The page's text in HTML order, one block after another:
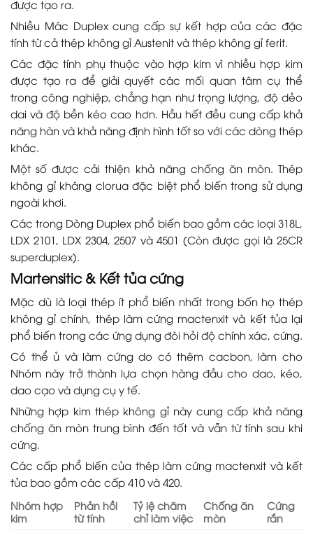
được tạo ra.
Nhiều Mác Duplex cung cấp sự kết hợp của các đặc
tính từ cả thép không gỉ Austenit và thép không gỉ ferit.
Các đặc tính phụ thuộc vào hợp kim vì nhiều hợp kim
được tạo ra để giải quyết các mối quan tâm cụ thể
trong công nghiệp, chẳng hạn như trọng lượng, độ dẻo
dai và độ bền kéo cao hơn. Hầu hết đều cung cấp khả
năng hàn và khả năng định hình tốt so với các dòng thép
khác.
Một số được cải thiện khả năng chống ăn mòn. Thép
không gỉ kháng clorua đặc biệt phổ biến trong sử dụng
ngoài khơi.
Các trong Dòng Duplex phổ biến bao gồm các loại 318L,
LDX 2101, LDX 2304, 2507 và 4501 (Còn được gọi là 25CR
superduplex).
Martensitic & Kết tủa cứng
Mặc dù là loại thép ít phổ biến nhất trong bốn họ thép
không gỉ chính, thép làm cứng mactenxit và kết tủa lại
phổ biến trong các ứng dụng đòi hỏi độ chính xác, cứng.
Có thể ủ và làm cứng do có thêm cacbon, làm cho
Nhóm này trở thành lựa chọn hàng đầu cho dao, kéo,
dao cạo và dụng cụ y tế.
Những hợp kim thép không gỉ này cung cấp khả năng
chống ăn mòn trung bình đến tốt và vẫn từ tính sau khi
cứng.
Các cấp phổ biến của thép làm cứng mactenxit và kết
tủa bao gồm các cấp 410 và 420.
Nhóm hợp
kim
Phản hồi
từ tính
Tỷ lệ chăm
chỉ làm việc
Chống ăn
mòn
Cứng
rắn